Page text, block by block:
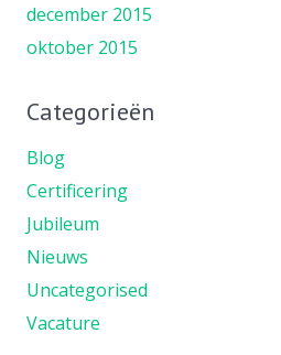
december 2015
oktober 2015
Categorieën
Blog
Certificering
Jubileum
Nieuws
Uncategorised
Vacature